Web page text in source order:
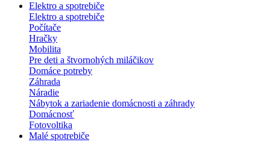
Elektro a spotrebiče
Elektro a spotrebiče
Počítače
Hračky
Mobilita
Pre deti a štvornohých miláčikov
Domáce potreby
Záhrada
Náradie
Nábytok a zariadenie domácnosti a záhrady
Domácnosť
Fotovoltika
Malé spotrebiče